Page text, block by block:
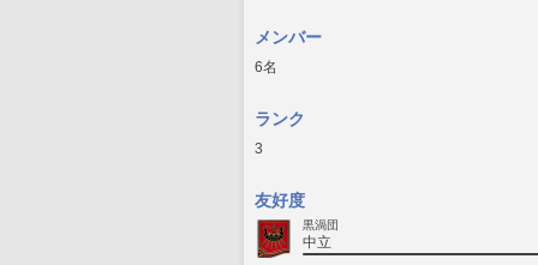
メンバー
6名
ランク
3
友好度
黒渦団
中立